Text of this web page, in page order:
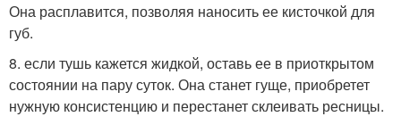
Она расплавится, позволяя наносить ее кисточкой для
губ.
8. если тушь кажется жидкой, оставь ее в приоткрытом
состоянии на пару суток. Она станет гуще, приобретет
нужную консистенцию и перестанет склеивать ресницы.